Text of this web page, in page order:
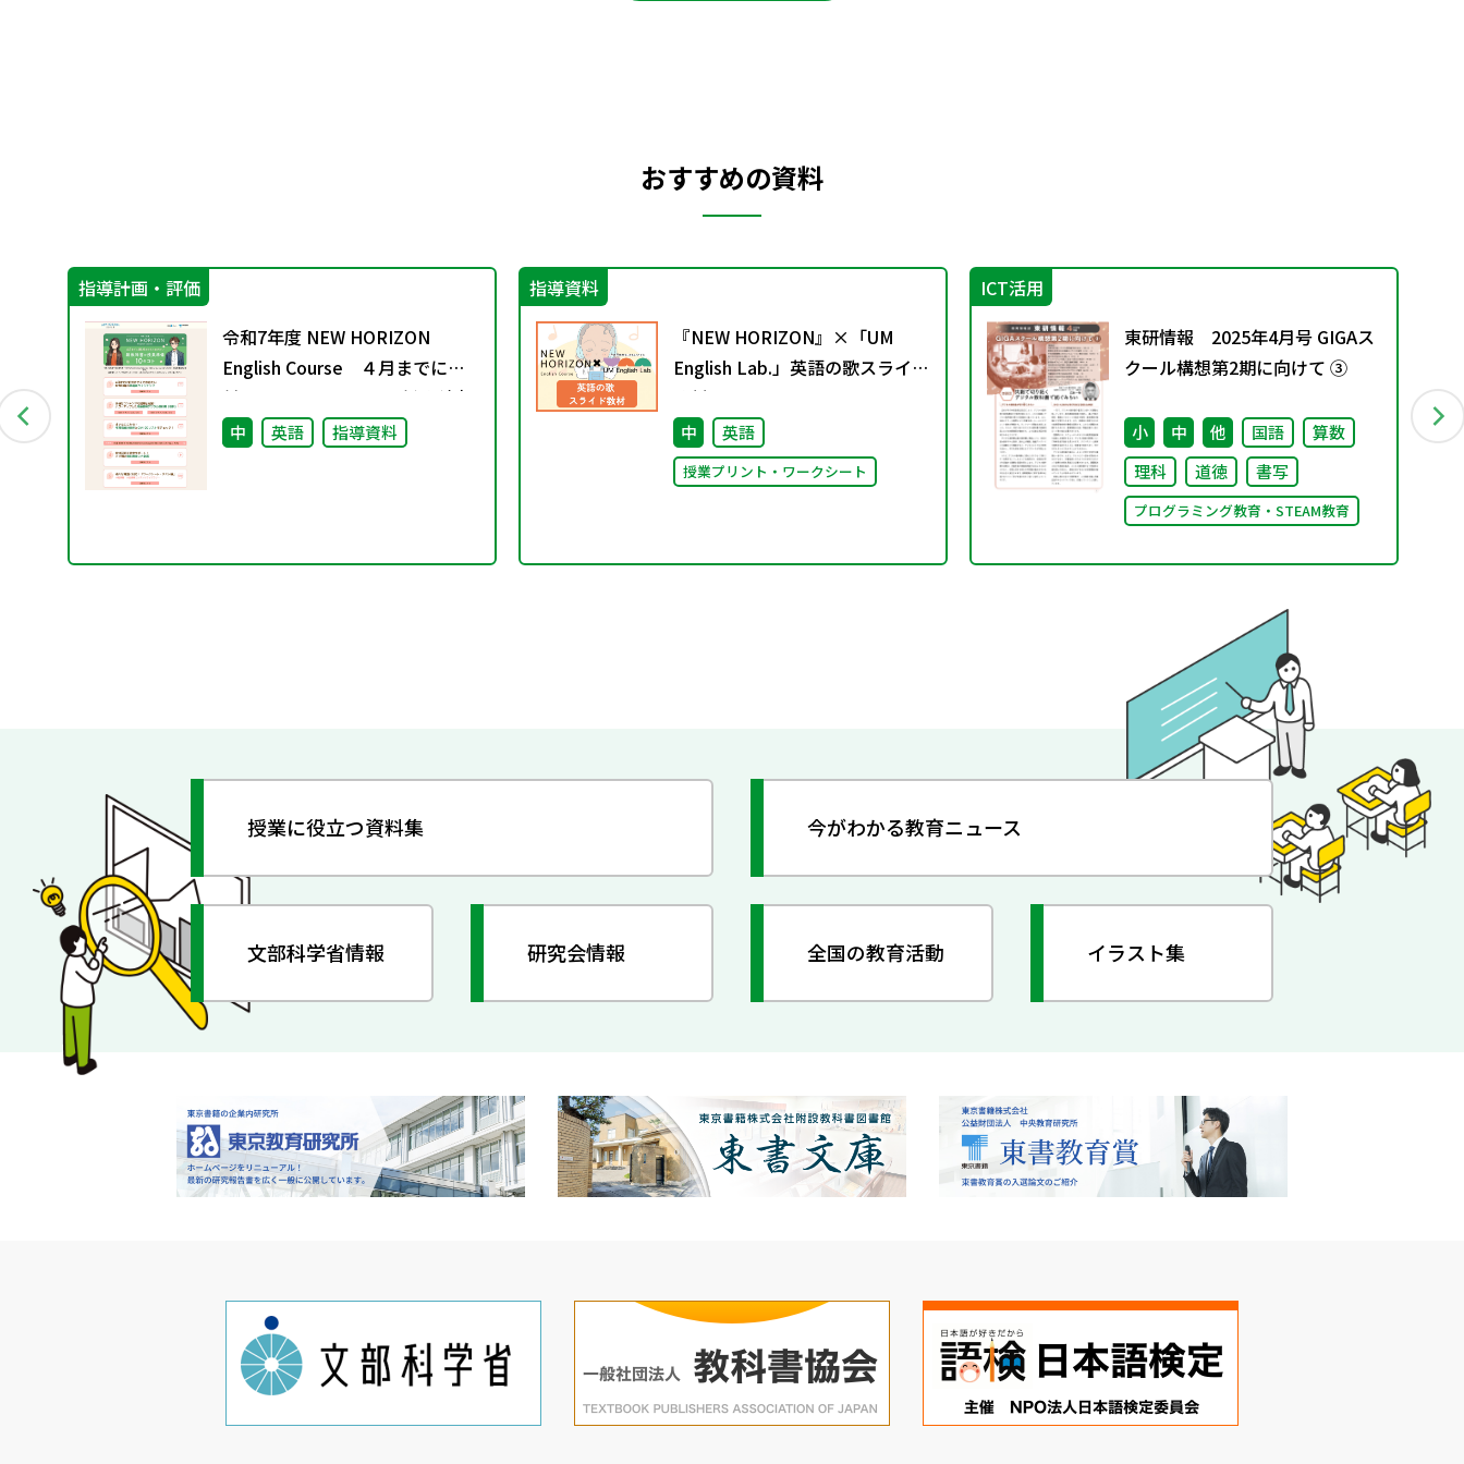
おすすめの資料
指導計画・評価
令和7年度 NEW HORIZON
English Course ４月までに絶
対におさえておきたい 新教科書
の授業準備 10のコト
中 英語 指導資料
指導資料
『NEW HORIZON』×「UM
English Lab.」英語の歌スライド
教材
中 英語
授業プリント・ワークシート
ICT活用
東研情報 2025年4月号 GIGAス
クール構想第2期に向けて ③
小 中 他 国語
算数
理科
道徳 書写
プログラミング教育・STEAM教育
授業に役立つ資料集 今がわかる教育ニュース
文部科学省情報 研究会情報 全国の教育活動 イラスト集